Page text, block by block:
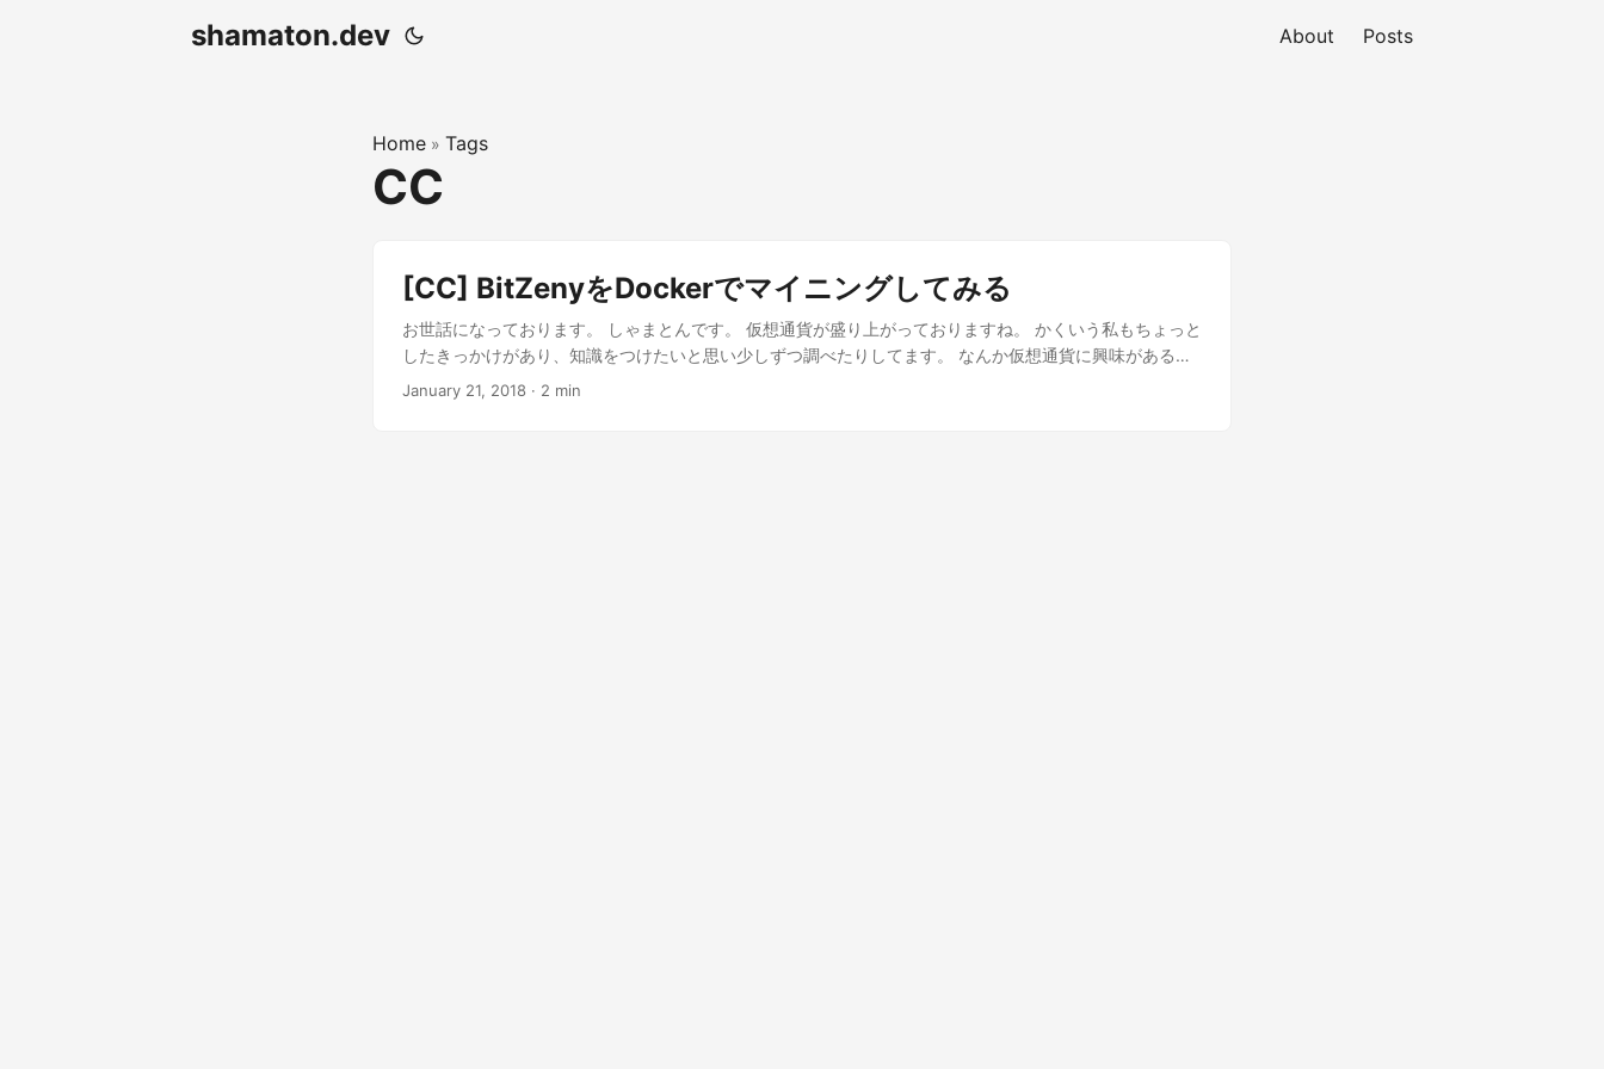
shamaton.dev About Posts
Home » Tags
CC
[CC] BitZenyをDockerでマイニングしてみる
お世話になっております。 しゃまとんです。 仮想通貨が盛り上がっておりますね。 かくいう私もちょっと
したきっかけがあり、知識をつけたいと思い少しずつ調べたりしてます。 なんか仮想通貨に興味があると
いうと嫌な顔する人が多そうですけど。。。 ...
January 21, 2018 · 2 min